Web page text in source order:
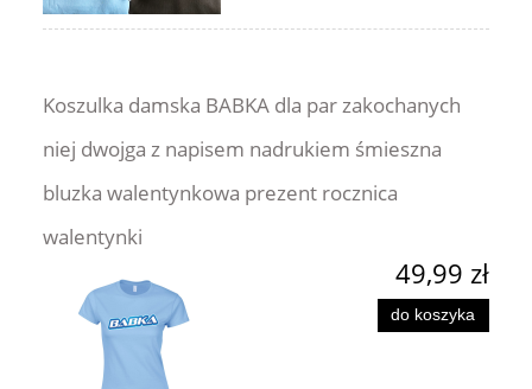
Koszulka damska BABKA dla par zakochanych
niej dwojga z napisem nadrukiem śmieszna
bluzka walentynkowa prezent rocznica
walentynki
49,99 zł
do koszyka